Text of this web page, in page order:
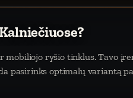
mobiliojo ryšio tinklus. Tavo
pasirinks optimalų variantą